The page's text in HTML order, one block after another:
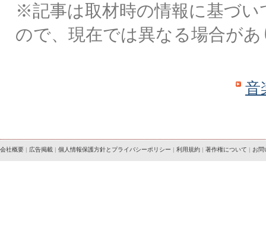
※記事は取材時の情報に基づい
ので、現在では異なる場合が
音
会社概要 | 広告掲載 | 個人情報保護方針とプライバシーポリシー | 利用規約 | 著作権について | お問